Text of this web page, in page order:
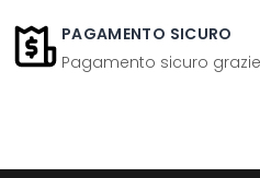
PAGAMENTO SICURO
Pagamento sicuro